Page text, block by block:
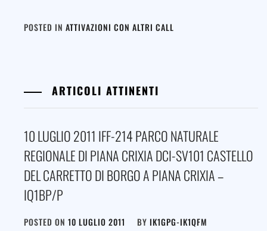
POSTED IN ATTIVAZIONI CON ALTRI CALL
ARTICOLI ATTINENTI
10 LUGLIO 2011 IFF-214 PARCO NATURALE
REGIONALE DI PIANA CRIXIA DCI-SV101 CASTELLO
DEL CARRETTO DI BORGO A PIANA CRIXIA –
IQ1BP/P
POSTED ON 10 LUGLIO 2011 BY IK1GPG-IK1QFM